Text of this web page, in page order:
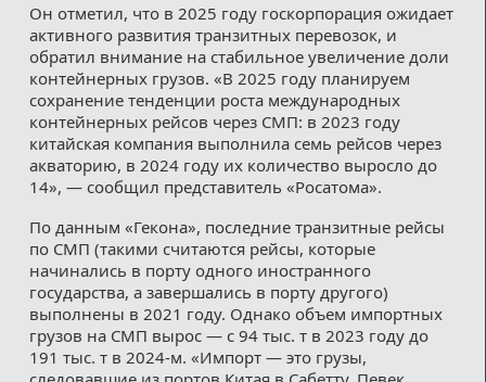
Он отметил, что в 2025 году госкорпорация ожидает
активного развития транзитных перевозок, и
обратил внимание на стабильное увеличение доли
контейнерных грузов. «В 2025 году планируем
сохранение тенденции роста международных
контейнерных рейсов через СМП: в 2023 году
китайская компания выполнила семь рейсов через
акваторию, в 2024 году их количество выросло до
14», — сообщил представитель «Росатома».
По данным «Гекона», последние транзитные рейсы
по СМП (такими считаются рейсы, которые
начинались в порту одного иностранного
государства, а завершались в порту другого)
выполнены в 2021 году. Однако объем импортных
грузов на СМП вырос — с 94 тыс. т в 2023 году до
191 тыс. т в 2024-м. «Импорт — это грузы,